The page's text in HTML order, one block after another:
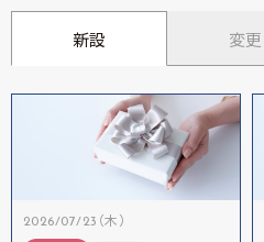
新設 変更
2026/07/23（木）